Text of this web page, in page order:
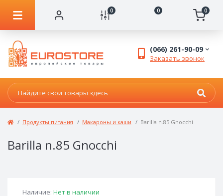
0 0 0
(066) 261-90-09
Заказать звонок
Продукты питания Макароны и каши Barilla n.85 Gnocchi
Barilla n.85 Gnocchi
Наличие: Нет в наличии